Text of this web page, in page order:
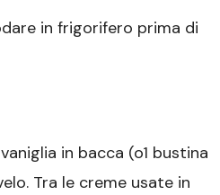
in frigorifero prima di
in bacca (o1 bustina
Tra le creme usate in